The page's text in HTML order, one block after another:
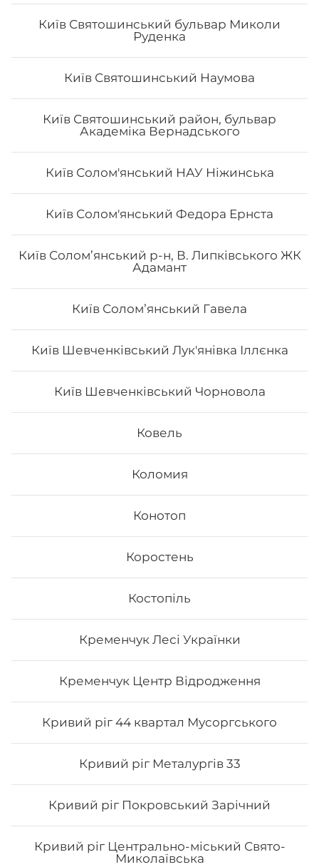
Київ Святошинський бульвар Миколи
Руденка
Київ Святошинський Наумова
Київ Святошинський район, бульвар
Академіка Вернадського
Київ Солом'янський НАУ Ніжинська
Київ Солом'янський Федора Ернста
Київ Солом’янський р-н, В. Липківського ЖК
Адамант
Київ Соломʼянський Гавела
Київ Шевченківський Лук'янівка Іллєнка
Київ Шевченківський Чорновола
Ковель
Коломия
Конотоп
Коростень
Костопіль
Кременчук Лесі Українки
Кременчук Центр Відродження
Кривий ріг 44 квартал Мусоргського
Кривий ріг Металургів 33
Кривий ріг Покровський Зарічний
Кривий ріг Центрально-міський Свято-
Миколаївська
484₴
Сет «Лайт»
Рол Тобо, Чіз рол з лососем, Філадельфія з креветкою
лайт 0.5, Філадельфія з тунцем лайт 0.5, Філадельфія з
лососем 0.5, Авокадо лайт 0.5. Вага: 1110 г
- Філадельфія з лососем - Філадельфія з тунцем -
578